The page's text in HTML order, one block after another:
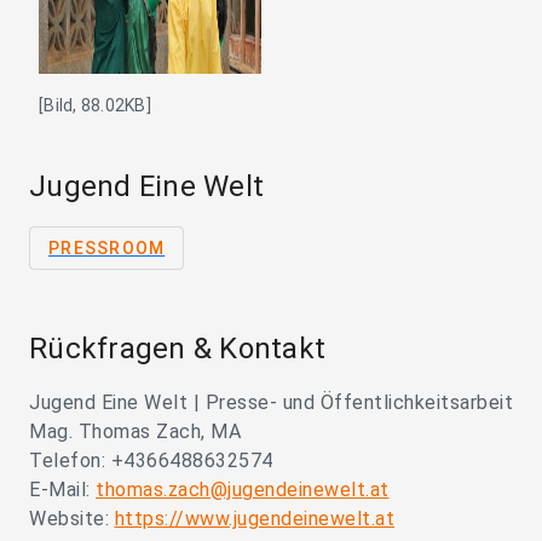
[Bild, 88.02KB]
Jugend Eine Welt
PRESSROOM
Rückfragen & Kontakt
Jugend Eine Welt | Presse- und Öffentlichkeitsarbeit
Mag. Thomas Zach, MA
Telefon: +4366488632574
E-Mail: thomas.zach@jugendeinewelt.at
Website: https://www.jugendeinewelt.at